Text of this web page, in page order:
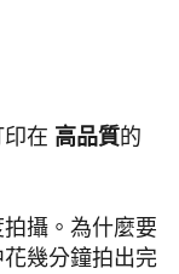
在 高品質的
攝。為什麼要
幾分鐘拍出完